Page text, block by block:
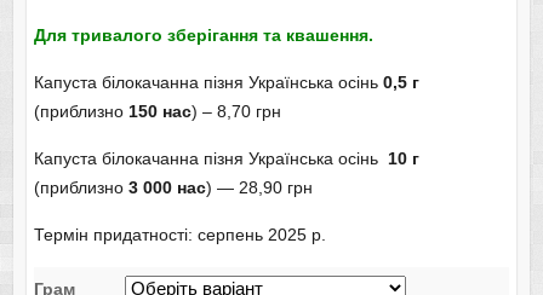
Для тривалого зберігання та квашення.
Капуста білокачанна пізня Українська осінь 0,5 г
(приблизно 150 нас) – 8,70 грн
Капуста білокачанна пізня Українська осінь 10 г
(приблизно 3 000 нас) — 28,90 грн
Термін придатності: серпень 2025 р.
Грам